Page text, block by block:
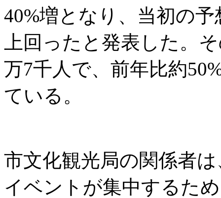
40%増となり、当初の
上回ったと発表した。
万7千人で、前年比約
ている。
市文化観光局の関係者
イベントが集中するた